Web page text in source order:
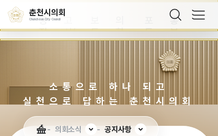
춘천시의회
Chuncheon City Council
공
지
사
고
시/
공
도
자
회
소
토
의
홍
보
영
상
소통으로 하나 되고
실천으로 답하는 춘천시의회
의회소식 공지사항